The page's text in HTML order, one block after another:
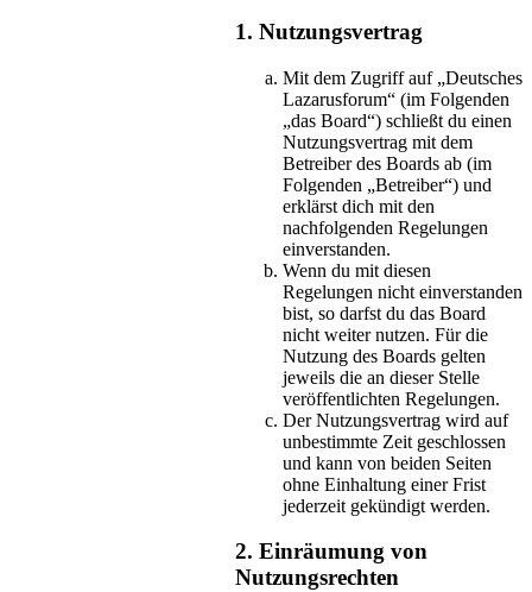
1. Nutzungsvertrag
Mit dem Zugriff auf „Deutsches
Lazarusforum“ (im Folgenden
„das Board“) schließt du einen
Nutzungsvertrag mit dem
Betreiber des Boards ab (im
Folgenden „Betreiber“) und
erklärst dich mit den
nachfolgenden Regelungen
einverstanden.
Wenn du mit diesen
Regelungen nicht einverstanden
bist, so darfst du das Board
nicht weiter nutzen. Für die
Nutzung des Boards gelten
jeweils die an dieser Stelle
veröffentlichten Regelungen.
Der Nutzungsvertrag wird auf
unbestimmte Zeit geschlossen
und kann von beiden Seiten
ohne Einhaltung einer Frist
jederzeit gekündigt werden.
2. Einräumung von
Nutzungsrechten